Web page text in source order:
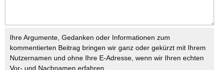
Ihre Argumente, Gedanken oder Informationen zum
kommentierten Beitrag bringen wir ganz oder gekürzt mit Ihrem
Nutzernamen und ohne Ihre E-Adresse, wenn wir Ihren echten
Vor- und Nachnamen erfahren.